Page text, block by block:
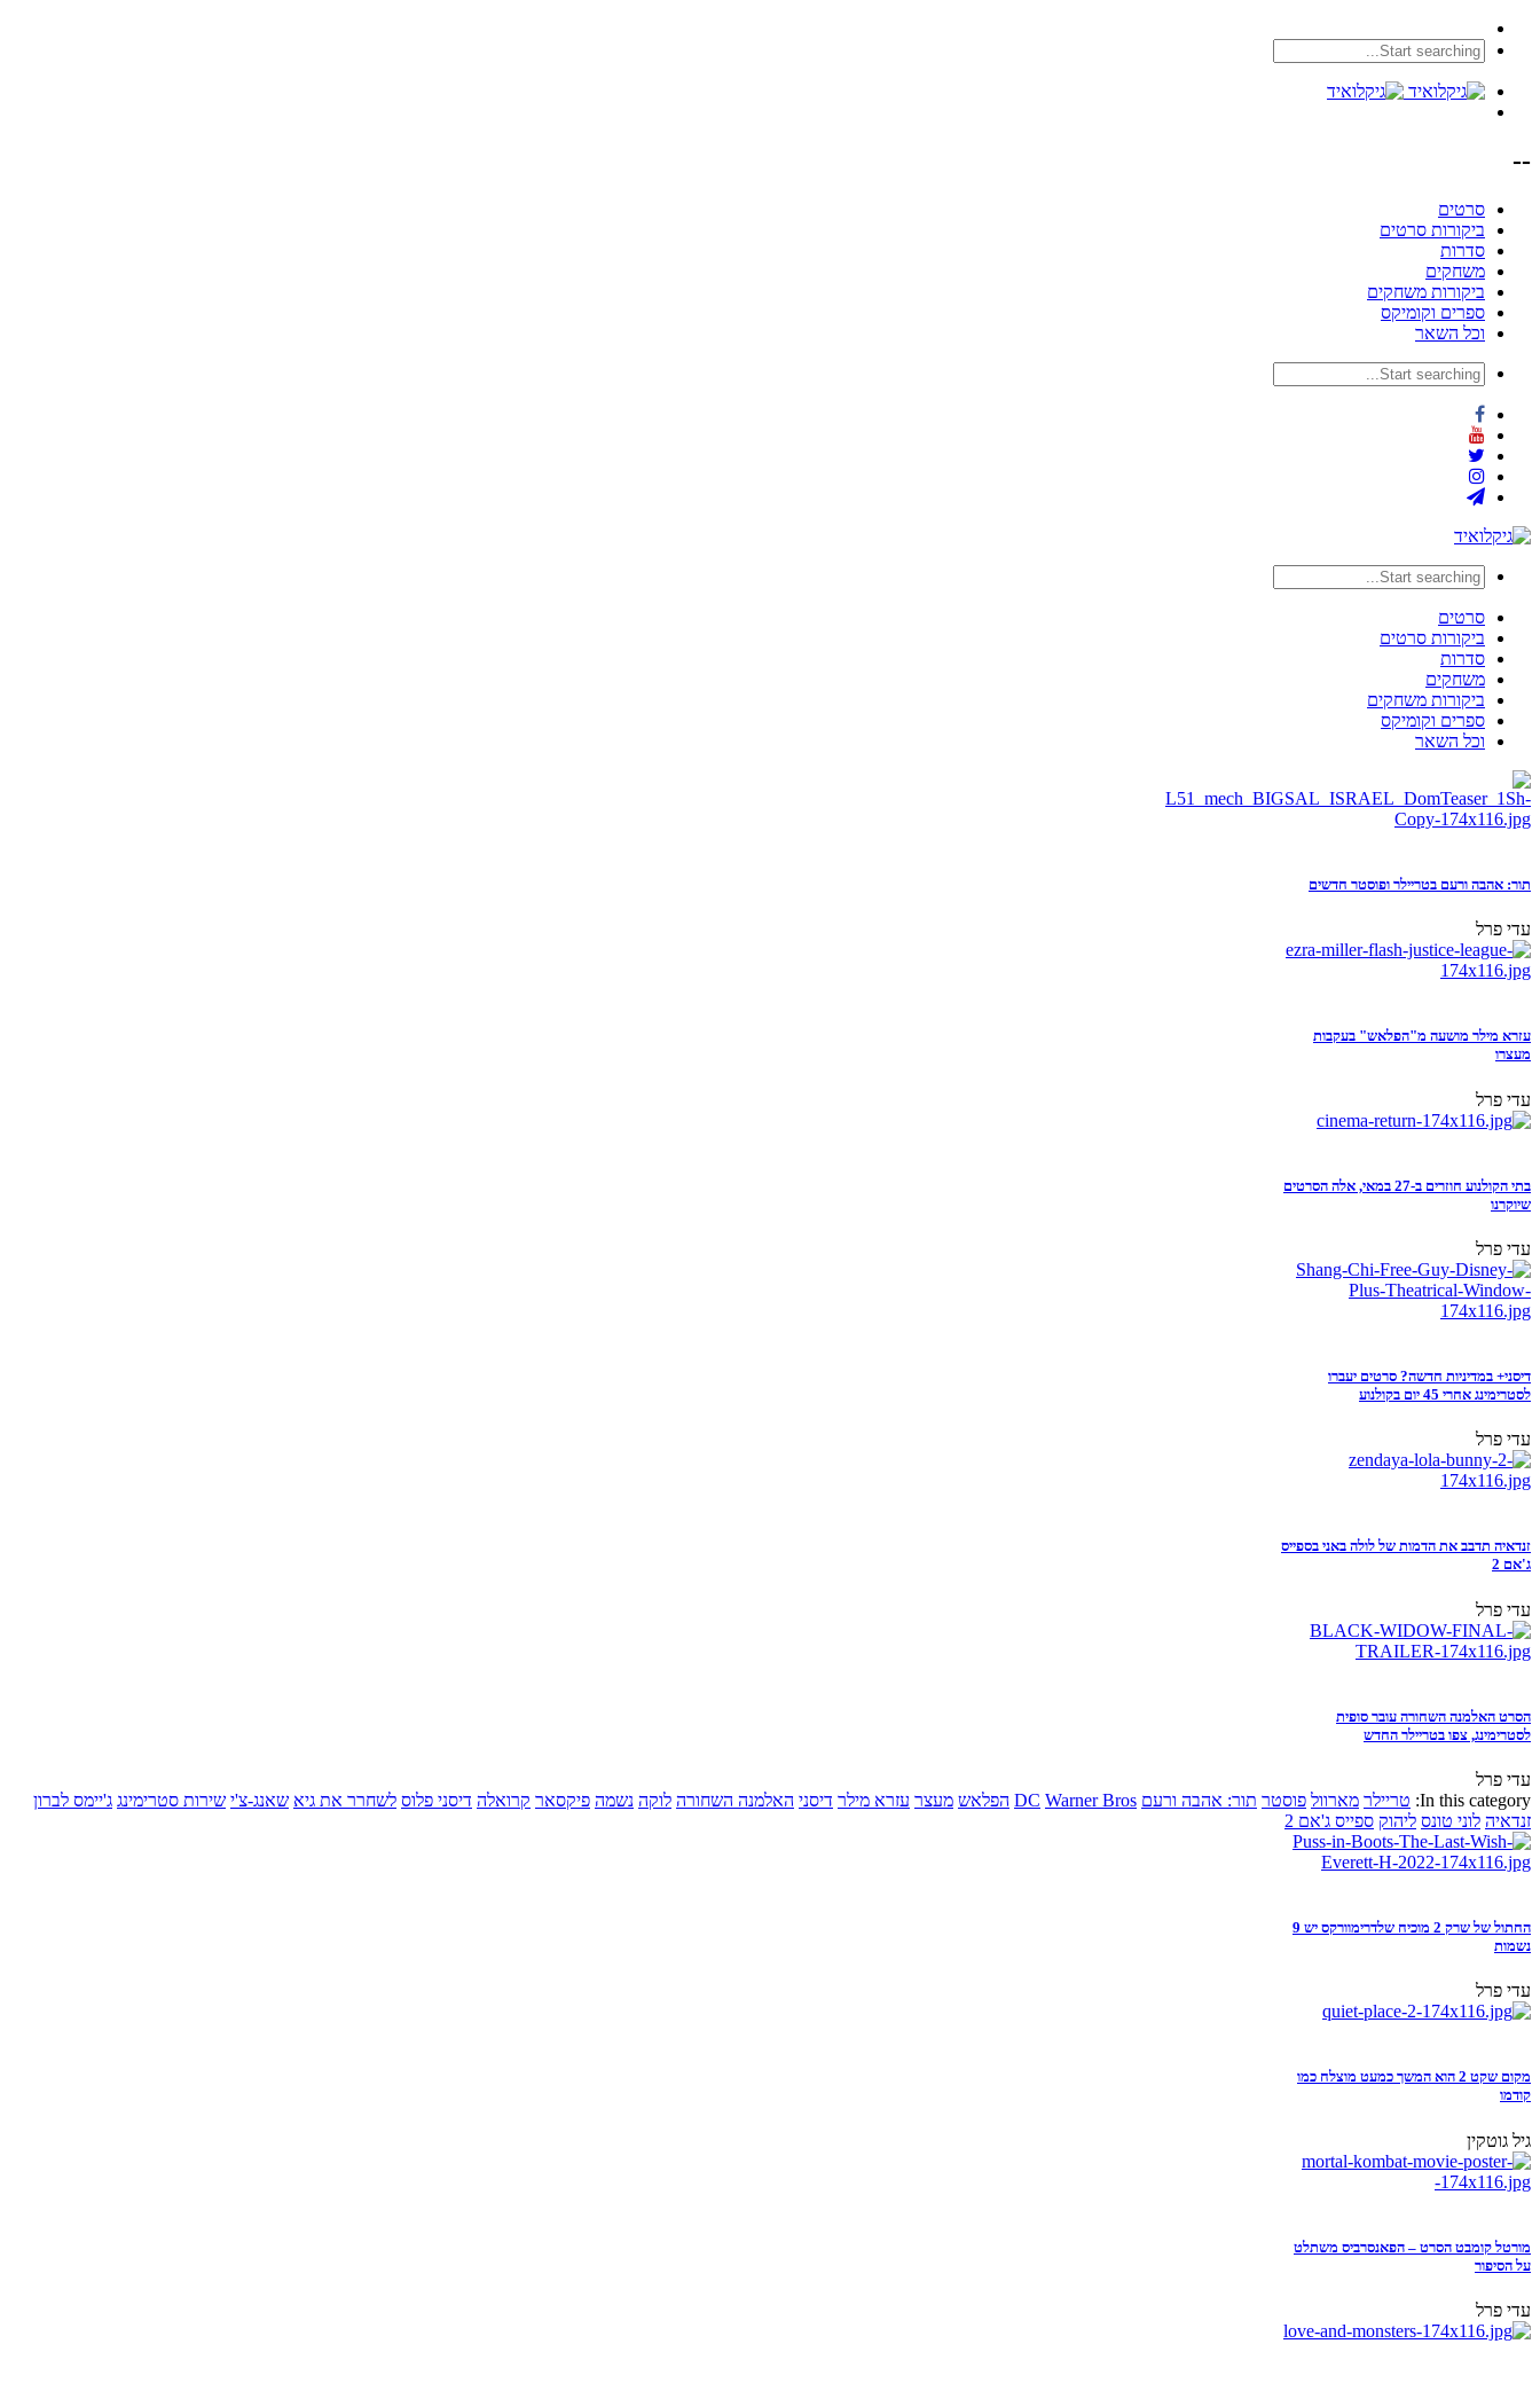
--
סרטים
ביקורות סרטים
סדרות
משחקים
ביקורות משחקים
ספרים וקומיקס
וכל השאר
סרטים
ביקורות סרטים
סדרות
משחקים
ביקורות משחקים
ספרים וקומיקס
וכל השאר
תור: אהבה ורעם בטריילר ופוסטר חדשים
עדי פרל
עזרא מילר מושעה מ"הפלאש" בעקבות
מעצרו
עדי פרל
בתי הקולנוע חוזרים ב-27 במאי, אלה הסרטים
שיוקרנו
עדי פרל
דיסני+ במדיניות חדשה? סרטים יעברו
לסטרימינג אחרי 45 יום בקולנוע
עדי פרל
זנדאיה תדבב את הדמות של לולה באני בספייס
ג'אם 2
עדי פרל
הסרט האלמנה השחורה עובר סופית
לסטרימינג, צפו בטריילר החדש
עדי פרל
In this category: טריילר מארוול פוסטר תור: אהבה ורעם DC Warner Bros הפלאש מעצר עזרא מילר דיסני האלמנה השחורה לוקה נשמה פיקסאר קרואלה דיסני פלוס לשחרר את גיא שאנג-צ'י שירות סטרימינג ג'יימס לברון
זנדאיה לוני טונס ליהוק ספייס ג'אם 2
החתול של שרק 2 מוכיח שלדרימוורקס יש 9
נשמות
עדי פרל
מקום שקט 2 הוא המשך כמעט מוצלח כמו
קודמו
גיל גוטקין
מורטל קומבט הסרט – הפאנסרביס משתלט
על הסיפור
עדי פרל